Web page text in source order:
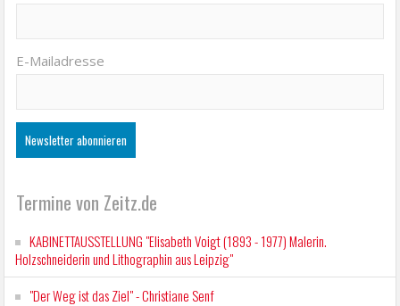
E-Mailadresse
Termine von Zeitz.de
KABINETTAUSSTELLUNG "Elisabeth Voigt (1893 - 1977) Malerin.
Holzschneiderin und Lithographin aus Leipzig"
"Der Weg ist das Ziel" - Christiane Senf